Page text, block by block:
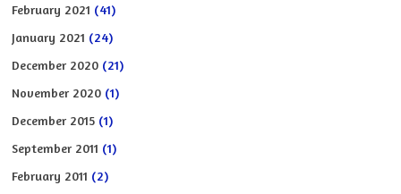
February 2021 (41)
January 2021 (24)
December 2020 (21)
November 2020 (1)
December 2015 (1)
September 2011 (1)
February 2011 (2)